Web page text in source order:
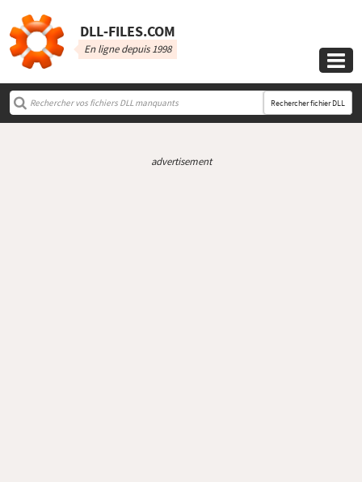
DLL‑FILES.COM
En ligne depuis 1998

Rechercher fichier DLL
advertisement